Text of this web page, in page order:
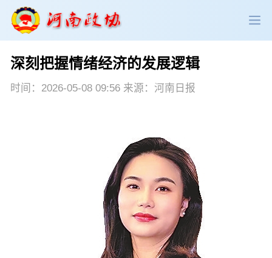
政协领导 政协新闻
政协论坛
市县政协
深刻把握情绪经济的发展逻辑
时间：2026-05-08 09:56 来源：河南日报